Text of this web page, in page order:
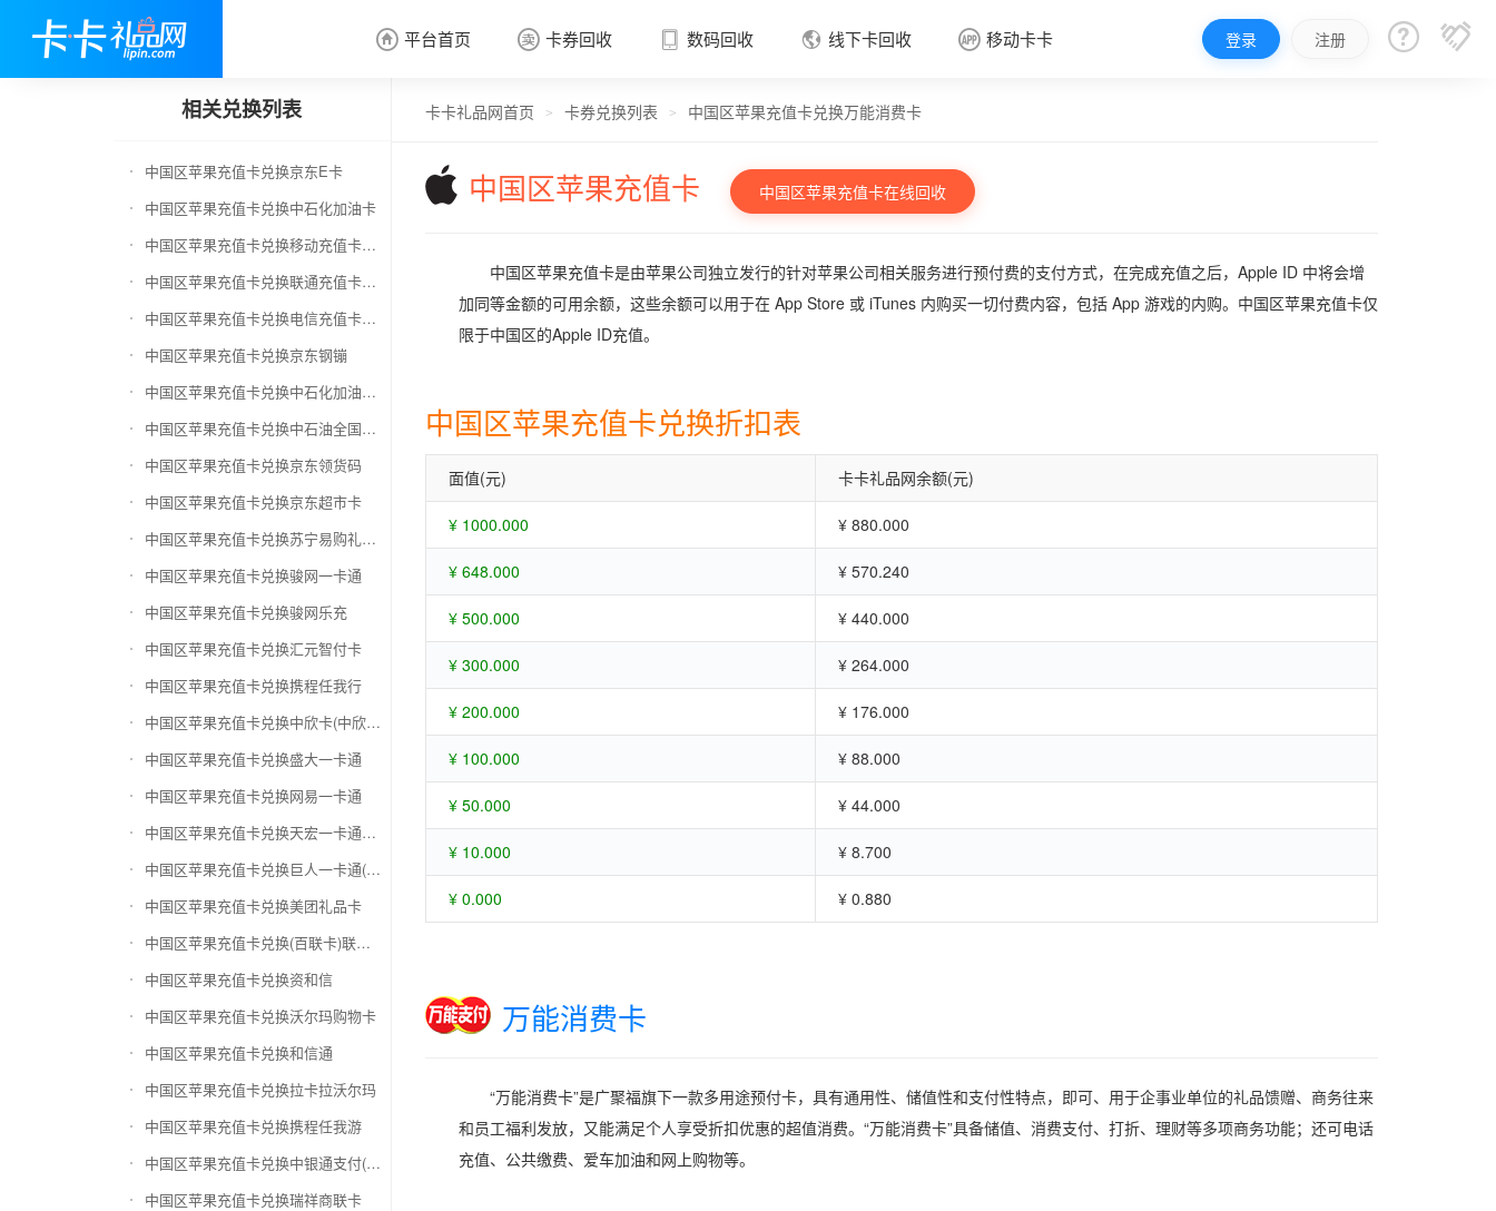
 平台首页  卡券回收
 卡券回收
 数码回收  线下卡回收  移动卡卡 登录 注册  
相关兑换列表
中国区苹果充值卡兑换京东E卡
中国区苹果充值卡兑换中石化加油卡
中国区苹果充值卡兑换移动充值卡（面值千万别选错）
中国区苹果充值卡兑换联通充值卡（面值千万别选错）
中国区苹果充值卡兑换电信充值卡（面值千万别选错）
中国区苹果充值卡兑换京东钢镚
中国区苹果充值卡兑换中石化加油卡无卡号（面值千万别选错）
中国区苹果充值卡兑换中石油全国充值卡
中国区苹果充值卡兑换京东领货码
中国区苹果充值卡兑换京东超市卡
中国区苹果充值卡兑换苏宁易购礼品卡
中国区苹果充值卡兑换骏网一卡通
中国区苹果充值卡兑换骏网乐充
中国区苹果充值卡兑换汇元智付卡
中国区苹果充值卡兑换携程任我行
中国区苹果充值卡兑换中欣卡(中欣通卡)
中国区苹果充值卡兑换盛大一卡通
中国区苹果充值卡兑换网易一卡通
中国区苹果充值卡兑换天宏一卡通（易冲天宏卡）
中国区苹果充值卡兑换巨人一卡通(征途卡)
中国区苹果充值卡兑换美团礼品卡
中国区苹果充值卡兑换(百联卡)联华ok卡
中国区苹果充值卡兑换资和信
中国区苹果充值卡兑换沃尔玛购物卡
中国区苹果充值卡兑换和信通
中国区苹果充值卡兑换拉卡拉沃尔玛
中国区苹果充值卡兑换携程任我游
中国区苹果充值卡兑换中银通支付(银联购物卡)
中国区苹果充值卡兑换瑞祥商联卡
卡卡礼品网首页 > 卡券兑换列表 > 中国区苹果充值卡兑换万能消费卡
中国区苹果充值卡 中国区苹果充值卡在线回收
中国区苹果充值卡是由苹果公司独立发行的针对苹果公司相关服务进行预付费的支付方式，在完成充值之后，Apple ID 中将会增
加同等金额的可用余额，这些余额可以用于在 App Store 或 iTunes 内购买一切付费内容，包括 App 游戏的内购。中国区苹果充值卡仅
限于中国区的Apple ID充值。
中国区苹果充值卡兑换折扣表
面值(元) 卡卡礼品网余额(元)
¥ 1000.000 ¥ 880.000
¥ 648.000 ¥ 570.240
¥ 500.000 ¥ 440.000
¥ 300.000 ¥ 264.000
¥ 200.000 ¥ 176.000
¥ 100.000 ¥ 88.000
¥ 50.000 ¥ 44.000
¥ 10.000 ¥ 8.700
¥ 0.000 ¥ 0.880
万能消费卡
“万能消费卡”是广聚福旗下一款多用途预付卡，具有通用性、储值性和支付性特点，即可、用于企事业单位的礼品馈赠、商务往来
和员工福利发放，又能满足个人享受折扣优惠的超值消费。“万能消费卡”具备储值、消费支付、打折、理财等多项商务功能；还可电话
充值、公共缴费、爱车加油和网上购物等。